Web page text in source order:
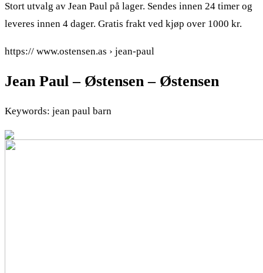
Stort utvalg av Jean Paul på lager. Sendes innen 24 timer og
leveres innen 4 dager. Gratis frakt ved kjøp over 1000 kr.
https:// www.ostensen.as › jean-paul
Jean Paul – Østensen – Østensen
Keywords: jean paul barn